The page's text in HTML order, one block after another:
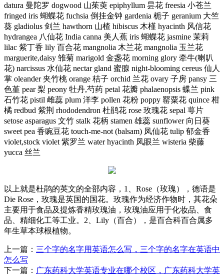
datura 曼陀罗 dogwood 山茱萸 epiphyllum 昙花 freesia 小苍兰
fringed iris 蝴蝶花 fuchsia 倒挂金钟 gardenia 栀子 geranium 大竺
葵 gladiolus 剑兰 hawthorn 山楂 hibiscus 木槿 hyacinth 风信花
hydrangea 八仙花 India canna 美人蕉 iris 蝴蝶花 jasmine 茉莉
lilac 紫丁香 lily 百合花 mangnolia 木兰花 mangnolia 玉兰花
marguerite,daisy 雏菊 marigold 金盏花 morning glory 牵牛(喇叭
花) narcissus 水仙花 nectar gland 蜜腺 night-blooming cereus 仙人
掌 oleander 夹竹桃 orange 桔子 orchid 兰花 ovary 子房 pansy 三
色堇 pear 梨 peony 牡丹,芍药 petal 花瓣 phalaenopsis 蝶兰 pink
石竹花 pistil 雌蕊 plum 洋李 pollen 花粉 poppy 罂粟花 quince 柑
橘 redbud 紫荆 rhododendron 杜鹃花 rose 玫瑰花 sepal 萼片
setose asparagus 文竹 stalk 花柄 stamen 雄蕊 sunflower 向日葵
sweet pea 香豌豆花 touch-me-not (balsam) 凤仙花 tulip 郁金香
violet,stock violet 紫罗兰 water hyacinth 凤眼兰 wisteria 柴藤
yucca 丝兰
以上就是杜鹃的英文的全部内容，1、Rose（玫瑰），德语是
Die Rose，玫瑰是英国的国花。玫瑰作为经济作物时，其花朵
主要用于食品及提炼香精玫瑰油，玫瑰油应用于化妆品、食
品、精细化工等工业。2、Lily（百合），是百合科百合属多
年生草本球根植物。
上一篇： 三个字的名字用英语怎么写，三个字的名字在英语中
怎么写
下一篇： 广东药科大学英语专业在哪个校区，广东药科大学英